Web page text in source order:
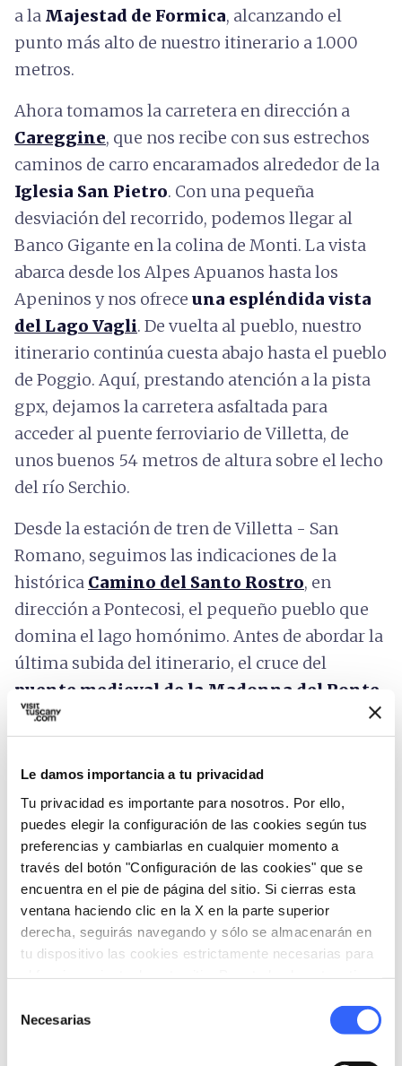
Le damos importancia a tu privacidad
Tu privacidad es importante para nosotros. Por ello,
puedes elegir la configuración de las cookies según tus
preferencias y cambiarlas en cualquier momento a
través del botón "Configuración de las cookies" que se
encuentra en el pie de página del sitio. Si cierras esta
ventana haciendo clic en la X en la parte superior
derecha, seguirás navegando y sólo se almacenarán en
tu dispositivo las cookies estrictamente necesarias para
Necesarias
a la Majestad de Formica, alcanzando el
punto más alto de nuestro itinerario a 1.000
metros.
Ahora tomamos la carretera en dirección a
Careggine, que nos recibe con sus estrechos
caminos de carro encaramados alrededor de la
Iglesia San Pietro. Con una pequeña
desviación del recorrido, podemos llegar al
Banco Gigante en la colina de Monti. La vista
abarca desde los Alpes Apuanos hasta los
Apeninos y nos ofrece una espléndida vista
del Lago Vagli. De vuelta al pueblo, nuestro
itinerario continúa cuesta abajo hasta el pueblo
de Poggio. Aquí, prestando atención a la pista
gpx, dejamos la carretera asfaltada para
acceder al puente ferroviario de Villetta, de
unos buenos 54 metros de altura sobre el lecho
del río Serchio.
Desde la estación de tren de Villetta - San
Romano, seguimos las indicaciones de la
histórica Camino del Santo Rostro, en
dirección a Pontecosi, el pequeño pueblo que
domina el lago homónimo. Antes de abordar la
última subida del itinerario, el cruce del
puente medieval de la Madonna del Ponte
es otra oportunidad imperdible para hacer una
parada fotográfica. Ya en las afueras de
Castelnuovo di Garfagnana, entramos en el
centro histórico atravezando la plaza principal
Umberto I, llegando en breve al punto de
partida.